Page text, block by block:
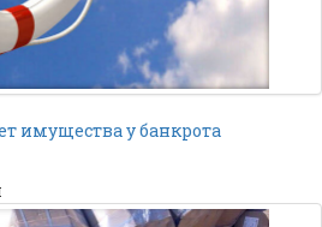
имущества у банкрота